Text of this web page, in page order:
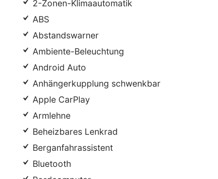
2-Zonen-Klimaautomatik
ABS
Abstandswarner
Ambiente-Beleuchtung
Android Auto
Anhängerkupplung schwenkbar
Apple CarPlay
Armlehne
Beheizbares Lenkrad
Berganfahrassistent
Bluetooth